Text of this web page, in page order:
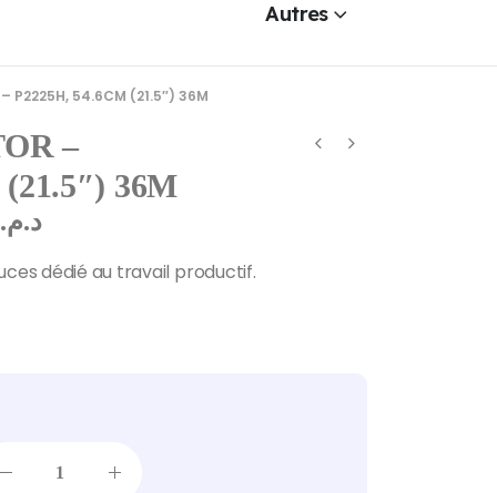
Autres
– P2225H, 54.6CM (21.5″) 36M
–
36M
د.م.
dédié au travail productif.